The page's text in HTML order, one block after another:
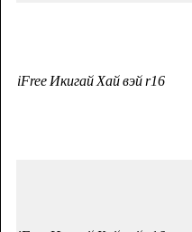
iFree Икигай Хай вэй r16